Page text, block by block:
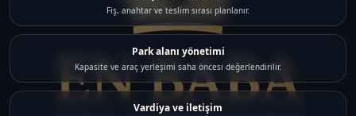
Fiş, anahtar ve teslim sırası planlanır.
Park alanı yönetimi
Kapasite ve araç yerleşimi saha öncesi değerlendirilir.
Vardiya ve iletişim